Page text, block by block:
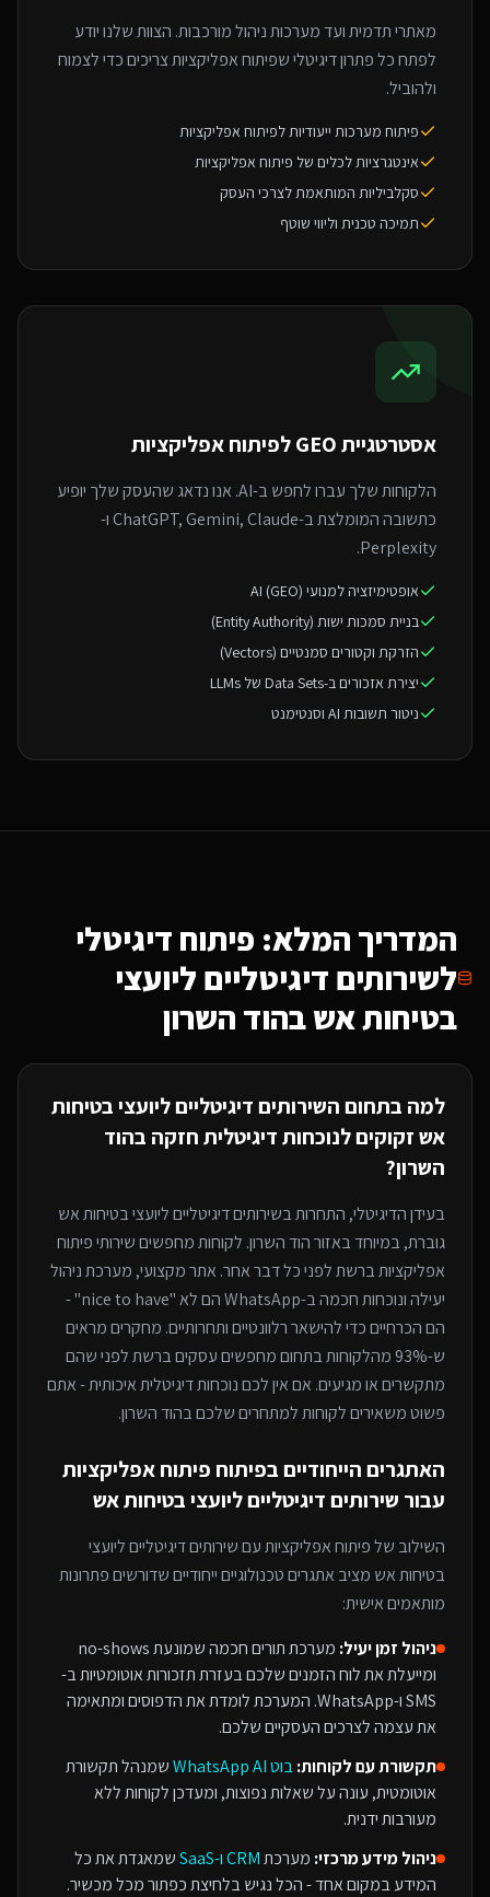
מאתרי תדמית ועד מערכות ניהול מורכבות. הצוות שלנו יודע
לפתח כל פתרון דיגיטלי שפיתוח אפליקציות צריכים כדי לצמוח
ולהוביל.
פיתוח מערכות ייעודיות לפיתוח אפליקציות
אינטגרציות לכלים של פיתוח אפליקציות
סקלביליות המותאמת לצרכי העסק
תמיכה טכנית וליווי שוטף
אסטרטגיית GEO ל פיתוח אפליקציות
הלקוחות שלך עברו לחפש ב-AI. אנו נדאג שהעסק שלך יופיע
כתשובה המומלצת ב-ChatGPT, Gemini, Claude ו-
Perplexity.
אופטימיזציה למנועי AI (GEO)
בניית סמכות ישות (Entity Authority)
הזרקת וקטורים סמנטיים (Vectors)
יצירת אזכורים ב-Data Sets של LLMs
ניטור תשובות AI וסנטימנט
המדריך המלא: פיתוח דיגיטלי
לשירותים דיגיטליים ליועצי
בטיחות אשבהוד השרון
למה בתחום השירותים דיגיטליים ליועצי בטיחות
אשזקוקים לנוכחות דיגיטלית חזקה בהוד
השרון?
בעידן הדיגיטלי, התחרות בשירותים דיגיטליים ליועצי בטיחות אש
גוברת, במיוחדבאזור הוד השרון. לקוחות מחפשים שירותיפיתוח
אפליקציותברשת לפני כל דבר אחר. אתר מקצועי, מערכת ניהול
יעילה ונוכחות חכמה ב-WhatsApp הם לא "nice to have" -
הם הכרחיים כדי להישאר רלוונטיים ותחרותיים. מחקרים מראים
ש-93% מהלקוחות בתחום מחפשים עסקים ברשת לפני שהם
מתקשרים או מגיעים. אם אין לכם נוכחות דיגיטלית איכותית - אתם
פשוט משאירים לקוחות למתחריםשלכם בהוד השרון.
האתגרים הייחודיים בפיתוח פיתוח אפליקציות
עבור שירותים דיגיטליים ליועצי בטיחות אש
השילוב שלפיתוח אפליקציותעםשירותים דיגיטליים ליועצי
בטיחות אש מציב אתגרים טכנולוגיים ייחודיים שדורשים פתרונות
מותאמים אישית:
ניהול זמן יעיל:
מערכת תורים חכמה שמונעת no-shows
ומייעלת את לוח הזמנים שלכם בעזרת תזכורות אוטומטיות ב-
SMS ו-WhatsApp. המערכת לומדת את הדפוסים ומתאימה
את עצמה לצרכים העסקיים שלכם.
תקשורת עם לקוחות:בוט WhatsApp AI
שמנהל תקשורת
אוטומטית, עונה על שאלות נפוצות, ומעדכן לקוחות ללא
מעורבות ידנית.
ניהול מידע מרכזי: מערכתCRM ו-SaaS
שמאגדת את כל
המידע במקום אחד - הכל נגיש בלחיצת כפתור מכל מכשיר.